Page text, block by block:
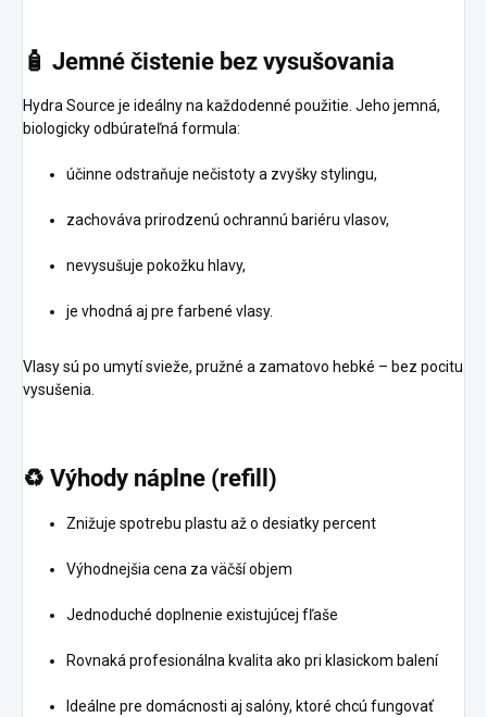
🧴 Jemné čistenie bez vysušovania
Hydra Source je ideálny na každodenné použitie. Jeho jemná,
biologicky odbúrateľná formula:
účinne odstraňuje nečistoty a zvyšky stylingu,
zachováva prirodzenú ochrannú bariéru vlasov,
nevysušuje pokožku hlavy,
je vhodná aj pre farbené vlasy.
Vlasy sú po umytí svieže, pružné a zamatovo hebké – bez pocitu
vysušenia.
♻️ Výhody náplne (refill)
Znižuje spotrebu plastu až o desiatky percent
Výhodnejšia cena za väčší objem
Jednoduché doplnenie existujúcej fľaše
Rovnaká profesionálna kvalita ako pri klasickom balení
Ideálne pre domácnosti aj salóny, ktoré chcú fungovať